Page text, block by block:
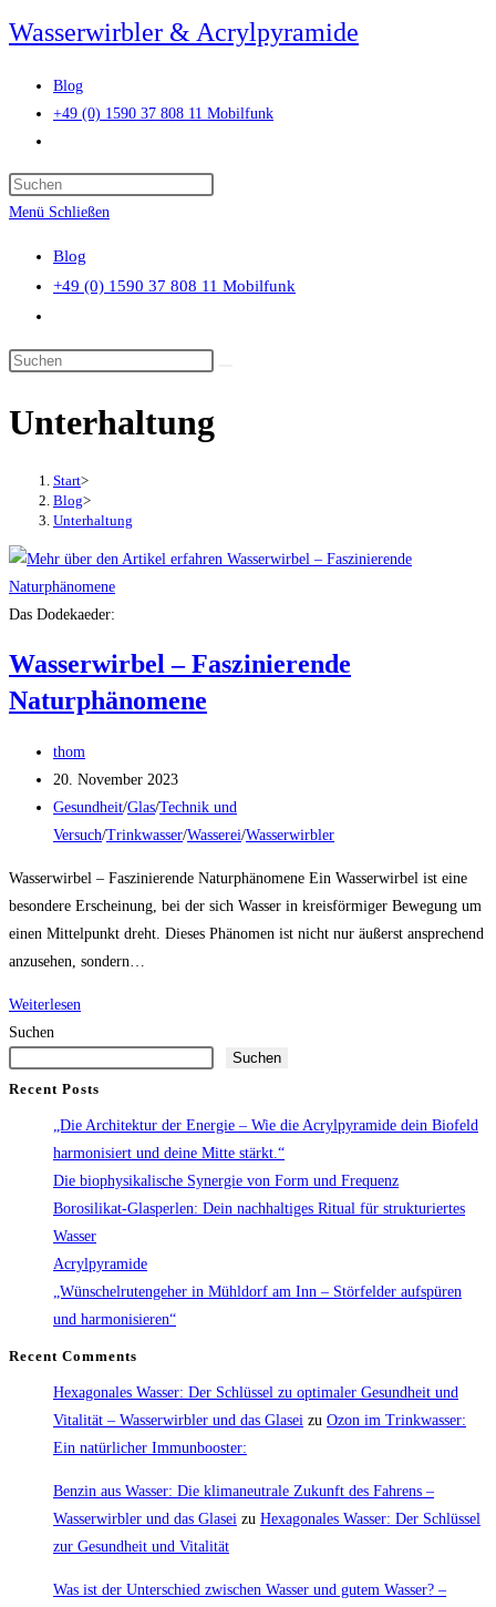
Zum
Inhalt
springen
Wasserwirbler & Acrylpyramide
Blog
+49 (0) 1590 37 808 11 Mobilfunk
umschalten
the
panel.
Menü Schließen
Blog
+49 (0) 1590 37 808 11 Mobilfunk
umschalten
Diese
durchsuchen
Unterhaltung
Start>
Blog>
Unterhaltung
Das Dodekaeder:
Wasserwirbel – Faszinierende
Naturphänomene
Beitrags-
Autor:
thom
Beitrag
veröffentlicht:
20. November 2023
Beitrags-
Kategorie:
Gesundheit/Glas/Technik und
Versuch/Trinkwasser/Wasserei/Wasserwirbler
Wasserwirbel – Faszinierende Naturphänomene Ein Wasserwirbel ist eine
besondere Erscheinung, bei der sich Wasser in kreisförmiger Bewegung um
einen Mittelpunkt dreht. Dieses Phänomen ist nicht nur äußerst ansprechend
anzusehen, sondern…
Weiterlesen
Naturphänomene
Suchen
Suchen
Recent Posts
„Die Architektur der Energie – Wie die Acrylpyramide dein Biofeld
harmonisiert und deine Mitte stärkt.“
Die biophysikalische Synergie von Form und Frequenz
Borosilikat-Glasperlen: Dein nachhaltiges Ritual für strukturiertes
Wasser
Acrylpyramide
„Wünschelrutengeher in Mühldorf am Inn – Störfelder aufspüren
und harmonisieren“
Recent Comments
Hexagonales Wasser: Der Schlüssel zu optimaler Gesundheit und
Vitalität – Wasserwirbler und das Glasei zu Ozon im Trinkwasser:
Ein natürlicher Immunbooster:
Benzin aus Wasser: Die klimaneutrale Zukunft des Fahrens –
Wasserwirbler und das Glasei zu Hexagonales Wasser: Der Schlüssel
zur Gesundheit und Vitalität
Was ist der Unterschied zwischen Wasser und gutem Wasser? –